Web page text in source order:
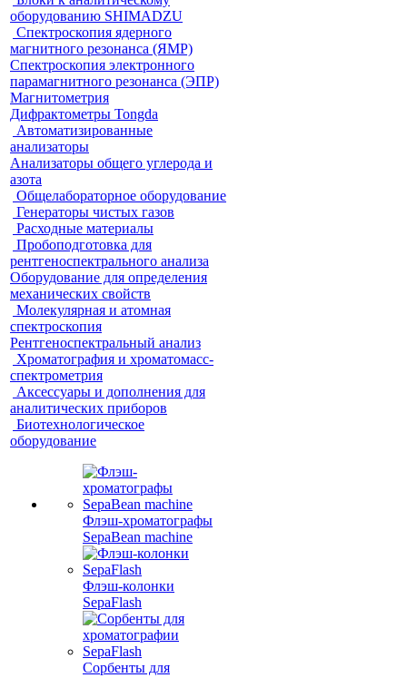
оборудованию SHIMADZU
Спектроскопия ядерного
магнитного резонанса (ЯМР)
Спектроскопия электронного
парамагнитного резонанса (ЭПР)
Магнитометрия
Дифрактометры Tongda
Автоматизированные
анализаторы
Анализаторы общего углерода и
азота
Общелабораторное оборудование
Генераторы чистых газов
Расходные материалы
Пробоподготовка для
рентгеноспектрального анализа
Оборудование для определения
механических свойств
Молекулярная и атомная
спектроскопия
Рентгеноспектральный анализ
Хроматография и хроматомасс-
спектрометрия
Аксессуары и дополнения для
аналитических приборов
Биотехнологическое
оборудование
Флэш-хроматографы
SepaBean machine
Флэш-колонки
SepaFlash
Сорбенты для